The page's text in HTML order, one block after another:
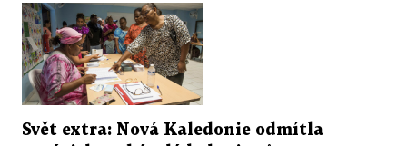
Svět extra: Nová Kaledonie odmítla